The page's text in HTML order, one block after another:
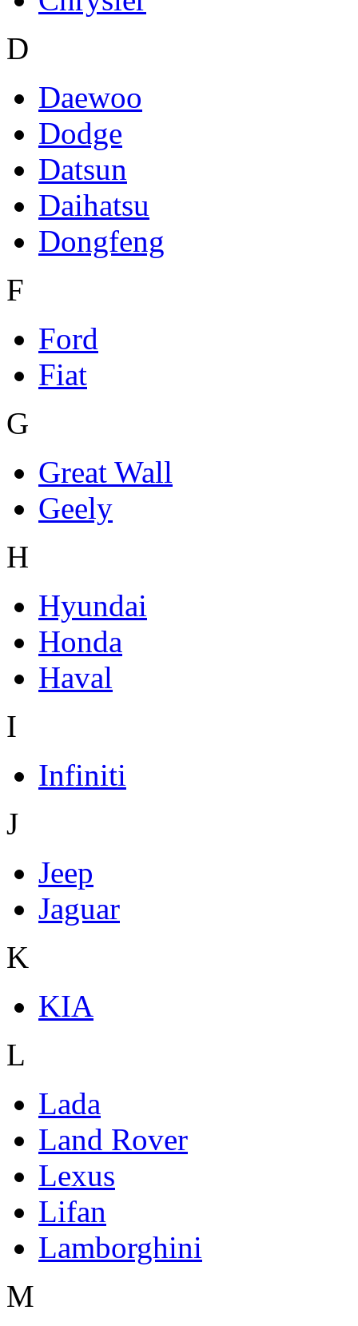
D
Daewoo
Dodge
Datsun
Daihatsu
Dongfeng
F
Ford
Fiat
G
Great Wall
Geely
H
Hyundai
Honda
Haval
I
Infiniti
J
Jeep
Jaguar
K
KIA
L
Lada
Land Rover
Lexus
Lifan
Lamborghini
M